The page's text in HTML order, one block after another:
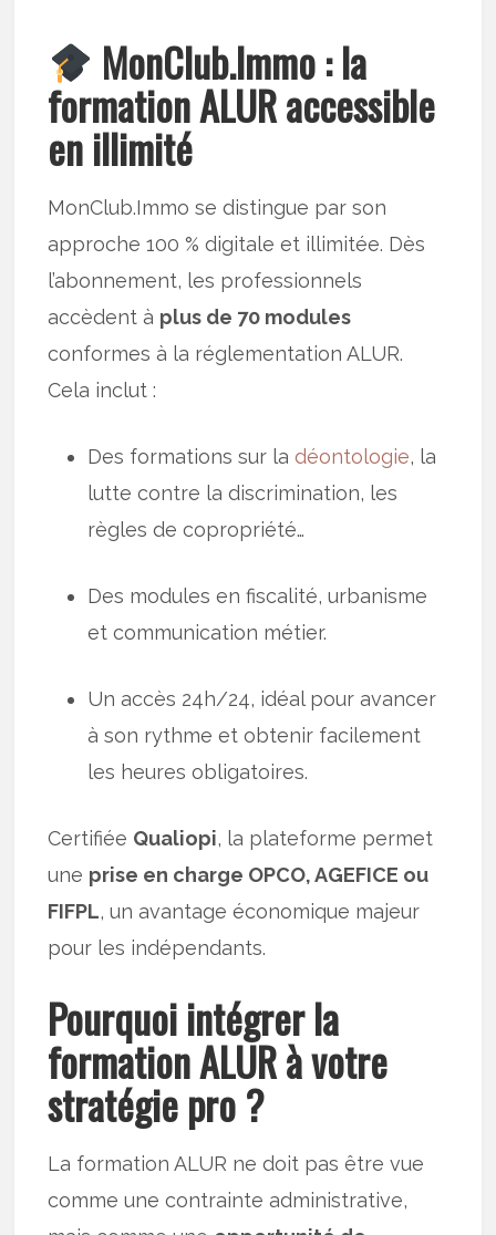
MonClub.Immo : la
formation ALUR accessible
en illimité
MonClub.Immo se distingue par son
approche 100 % digitale et illimitée. Dès
l’abonnement, les professionnels
accèdent à plus de 70 modules
conformes à la réglementation ALUR.
Cela inclut :
Des formations sur ladéontologie, la
lutte contre la discrimination, les
règles de copropriété…
Des modules en fiscalité, urbanisme
et communication métier.
Un accès 24h/24, idéal pour avancer
à son rythme et obtenir facilement
les heures obligatoires.
Certifiée Qualiopi, la plateforme permet
une prise en charge OPCO, AGEFICE ou
FIFPL, un avantage économique majeur
pour les indépendants.
Pourquoi intégrer la
formation ALUR à votre
stratégie pro ?
La formation ALUR ne doit pas être vue
comme une contrainte administrative,